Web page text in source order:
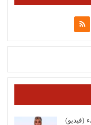
(فيديو)